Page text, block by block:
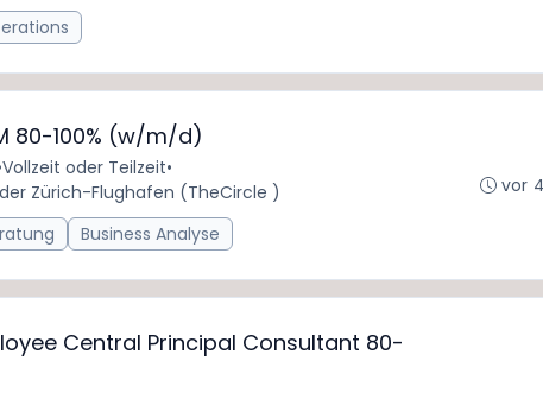
80-100% (w/m/d)
Vollzeit oder Teilzeit•
Zürich-Flughafen (TheCircle )
Business Analyse
vor
Central Principal Consultant 80-